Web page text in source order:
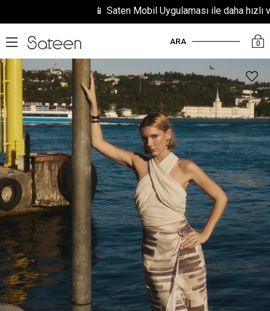
📱 Saten Mobil Uygulaması ile daha hızlı
0
ARA